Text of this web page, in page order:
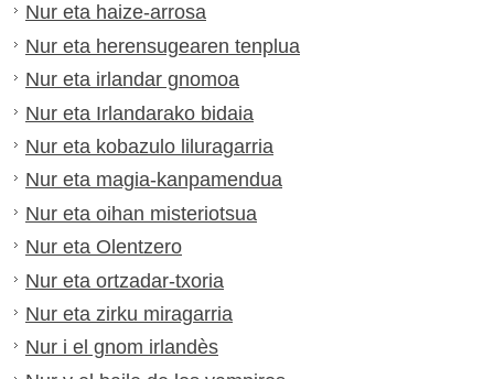
Nur eta haize-arrosa
Nur eta herensugearen tenplua
Nur eta irlandar gnomoa
Nur eta Irlandarako bidaia
Nur eta kobazulo liluragarria
Nur eta magia-kanpamendua
Nur eta oihan misteriotsua
Nur eta Olentzero
Nur eta ortzadar-txoria
Nur eta zirku miragarria
Nur i el gnom irlandès